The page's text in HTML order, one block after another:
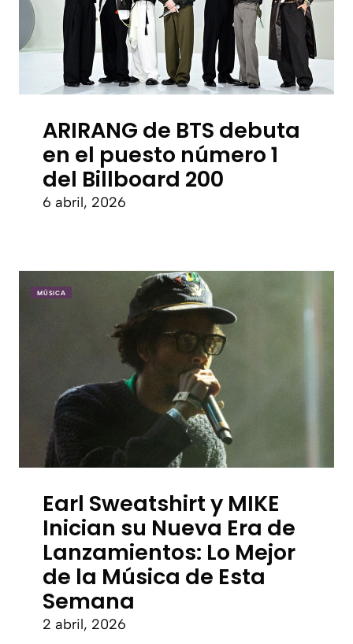
ARIRANG de BTS debuta
en el puesto número 1
del Billboard 200
6 abril, 2026
MÚSICA
Earl Sweatshirt y MIKE
Inician su Nueva Era de
Lanzamientos: Lo Mejor
de la Música de Esta
Semana
2 abril, 2026